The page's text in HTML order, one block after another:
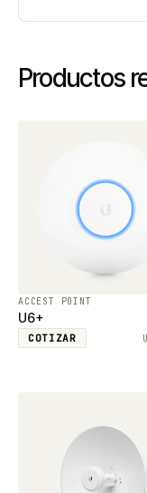
Productos
ACCEST POINT
U6+
COTIZAR